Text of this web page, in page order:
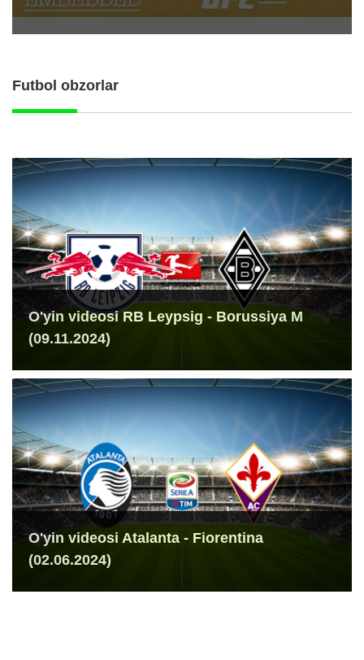
Futbol obzorlar
O'yin videosi RB Leypsig - Borussiya M
(09.11.2024)
O'yin videosi Atalanta - Fiorentina
(02.06.2024)